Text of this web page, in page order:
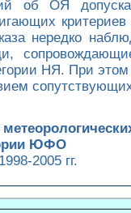
об ОЯ
нередко
НЯ. При
ЮФО
2005 гг.